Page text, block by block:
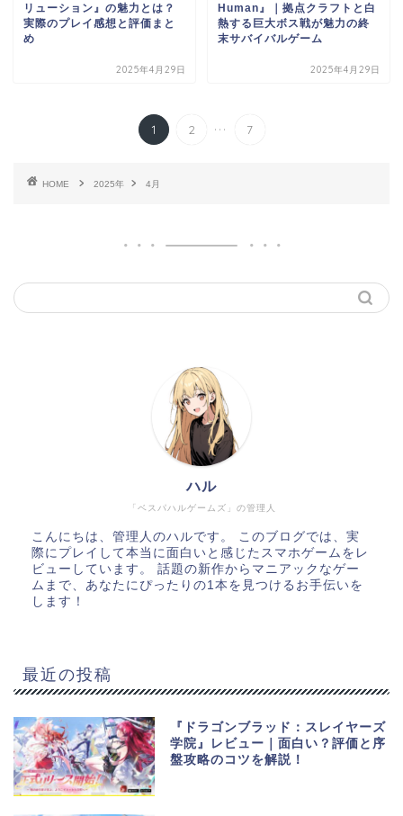
リューション』の魅力とは？
実際のプレイ感想と評価まと
め
2025年4月29日
Human』｜拠点クラフトと白
熱する巨大ボス戦が魅力の終
末サバイバルゲーム
2025年4月29日
1 2 ... 7
HOME 2025年 4月
「ベスパハルゲームズ」の管理人
ハル
こんにちは、管理人のハルです。 このブログでは、実
際にプレイして本当に面白いと感じたスマホゲームをレ
ビューしています。 話題の新作からマニアックなゲー
ムまで、あなたにぴったりの1本を見つけるお手伝いを
します！
最近の投稿
『ドラゴンブラッド：スレイヤーズ
学院』レビュー｜面白い？評価と序
盤攻略のコツを解説！